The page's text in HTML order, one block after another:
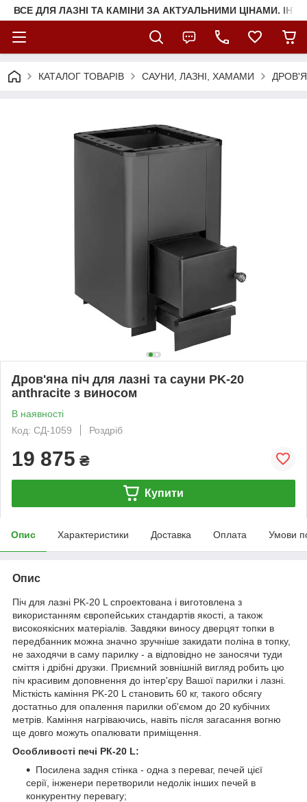
ВСЕ ДЛЯ ЛАЗНІ ТА КАМІНИ ЗА АКТУАЛЬНИМИ ЦІНАМИ.
КАТАЛОГ ТОВАРІВ САУНИ, ЛАЗНІ, ХАМАМИ
Дров'яна піч для лазні та сауни PK-20
anthracite з виносом
В наявності
Код: СД-1059
Роздріб
19 875 ₴
Купити
Опис Характеристики Доставка Оплата Умови
Опис
Піч для лазні PK-20 L спроектована і виготовлена з
використанням європейських стандартів якості, а також
високоякісних матеріалів. Завдяки виносу дверцят топки в
передбанник можна значно зручніше закидати поліна в топку,
не заходячи в саму парилку - а відповідно не заносячи туди
сміття і дрібні друзки. Приємний зовнішній вигляд робить цю
піч красивим доповнення до інтер'єру Вашої парилки і лазні.
Місткість каміння PK-20 L становить 60 кг, такого обсягу
достатньо для опалення парилки об'ємом до 20 кубічних
метрів. Каміння нагріваючись, навіть після загасання вогню
ще довго можуть опалювати приміщення.
Особливості печі PК-20 L:
Посилена задня стінка - одна з переваг, печей цієї
серії, інженери перетворили недолік інших печей в
конкурентну перевагу;